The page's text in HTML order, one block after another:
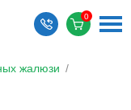
жалюзи /